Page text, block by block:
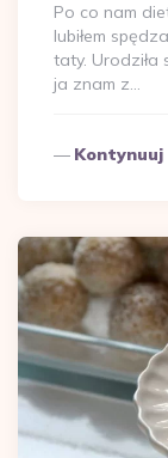
Po co nam
lubiłem
taty. Urodziła
ja znam z…